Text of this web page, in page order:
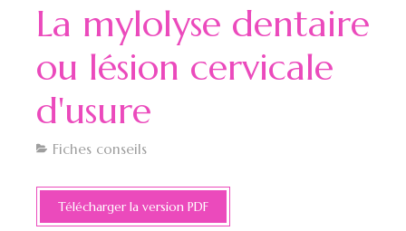
La mylolyse dentaire
ou lésion cervicale
d'usure
Fiches conseils
Télécharger la version PDF